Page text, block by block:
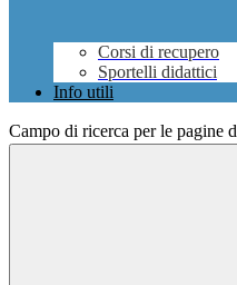
Corsi di recupero
Sportelli didattici
Info utili
Campo di ricerca per le pagine